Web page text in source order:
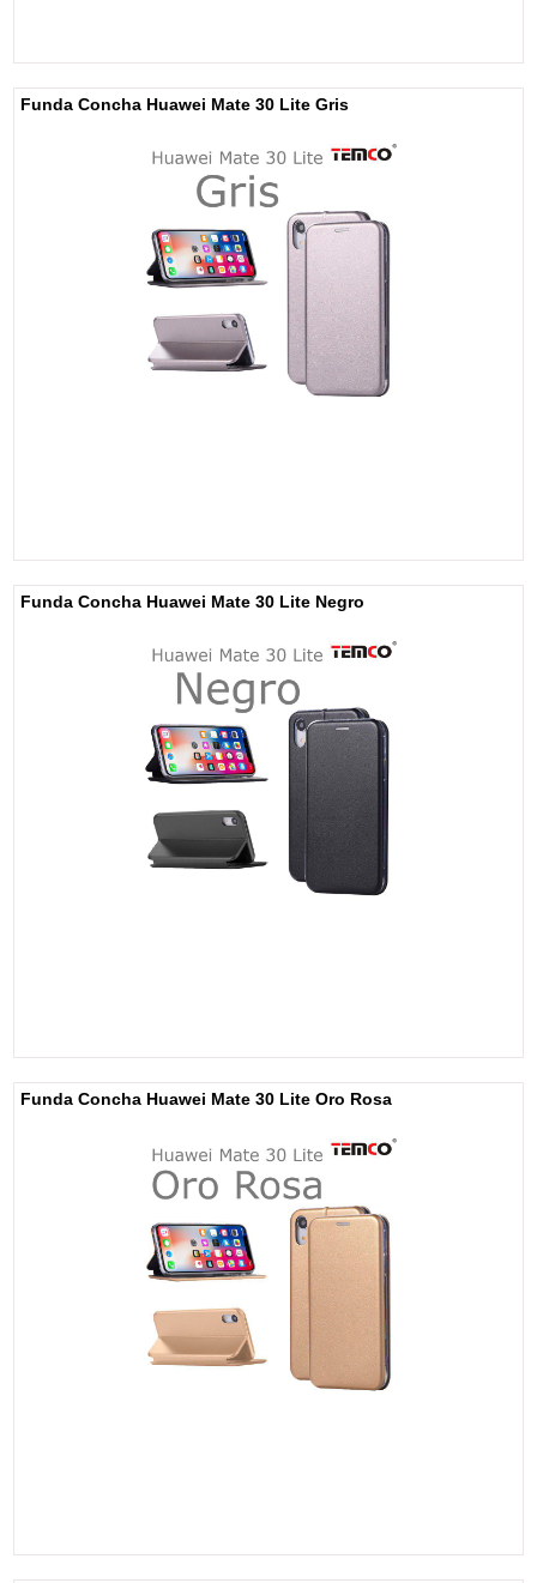
Funda Concha Huawei Mate 30 Lite Gris
Funda Concha Huawei Mate 30 Lite Negro
Funda Concha Huawei Mate 30 Lite Oro Rosa